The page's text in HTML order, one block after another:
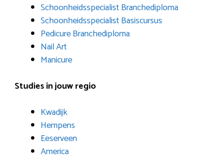
Schoonheidsspecialist Branchediploma
Schoonheidsspecialist Basiscursus
Pedicure Branchediploma
Nail Art
Manicure
Studies in jouw regio
Kwadijk
Hempens
Eeserveen
America